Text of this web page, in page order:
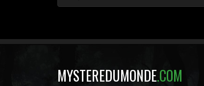
MYSTEREDUMONDE.COM